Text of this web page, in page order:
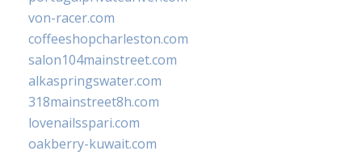
von-racer.com
coffeeshopcharleston.com
salon104mainstreet.com
alkaspringswater.com
318mainstreet8h.com
lovenailsspari.com
oakberry-kuwait.com